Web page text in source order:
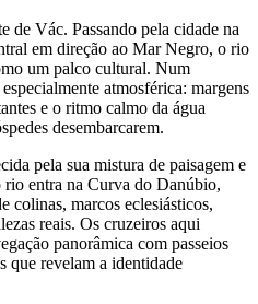
de Vác. Passando pela cidade na
em direção ao Mar Negro, o rio
um palco cultural. Num
atmosférica: margens
e o ritmo calmo da água
desembarcarem.
pela sua mistura de paisagem e
entra na Curva do Danúbio,
colinas, marcos eclesiásticos,
reais. Os cruzeiros aqui
panorâmica com passeios
que revelam a identidade